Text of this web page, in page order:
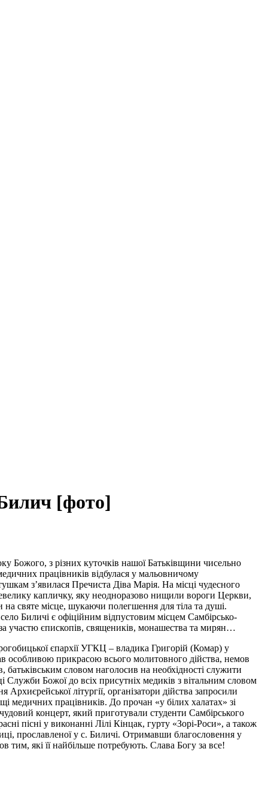
[фото]
Божого, з різних куточків нашої Батьківщини чисельно
працівників відбулася у мальовничому
з’явилася Пречиста Діва Марія. На місці чудесного
капличку, яку неодноразово нищили вороги Церкви,
святе місце, шукаючи полегшення для тіла та душі.
Биличі є офіційним відпустовим місцем Самбірсько-
участю єпископів, священиків, монашества та мирян…
єпархії УГКЦ – владика Григорій (Комар) у
особливою прикрасою всього молитовного дійства, немов
батьківським словом наголосив на необхідності служити
Служби Божої до всіх присутніх медиків з вітальним словом
літургії, організатори дійства запросили
медичних працівників. До прочан «у білих халатах» зі
концерт, який приготували студенти Самбірського
пісні у виконанні Лілі Кінцак, гурту «Зорі-Роси», а також
прославленої у с. Биличі. Отримавши благословення у
тим, які її найбільше потребують. Слава Богу за все!